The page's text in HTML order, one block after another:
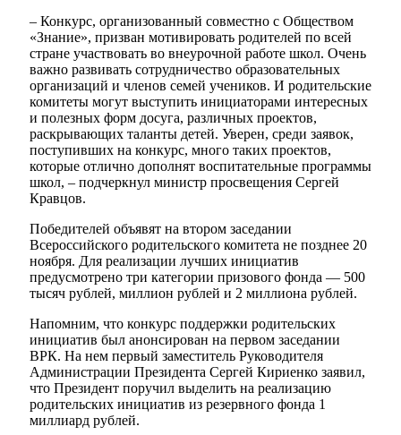
– Конкурс, организованный совместно с Обществом
«Знание», призван мотивировать родителей по всей
стране участвовать во внеурочной работе школ. Очень
важно развивать сотрудничество образовательных
организаций и членов семей учеников. И родительские
комитеты могут выступить инициаторами интересных
и полезных форм досуга, различных проектов,
раскрывающих таланты детей. Уверен, среди заявок,
поступивших на конкурс, много таких проектов,
которые отлично дополнят воспитательные программы
школ, – подчеркнул министр просвещения Сергей
Кравцов.
Победителей объявят на втором заседании
Всероссийского родительского комитета не позднее 20
ноября. Для реализации лучших инициатив
предусмотрено три категории призового фонда — 500
тысяч рублей, миллион рублей и 2 миллиона рублей.
Напомним, что конкурс поддержки родительских
инициатив был анонсирован на первом заседании
ВРК. На нем первый заместитель Руководителя
Администрации Президента Сергей Кириенко заявил,
что Президент поручил выделить на реализацию
родительских инициатив из резервного фонда 1
миллиард рублей.